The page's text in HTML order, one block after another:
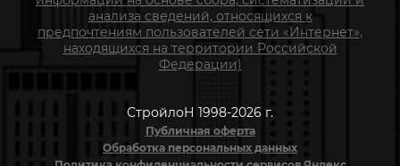
анализа сведений, относящихся к
предпочтениям пользователей сети «Интернет»,
находящихся на территории Российской
Федерации)
СтройлоН 1998-2026 г.
Публичная оферта
Обработка персональных данных